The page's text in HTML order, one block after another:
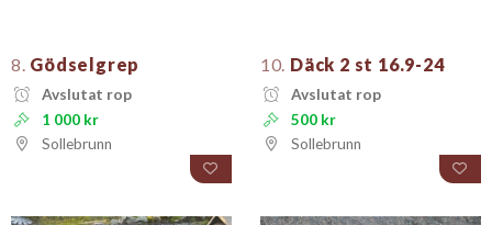
8. Gödselgrep
Avslutat rop
1 000 kr
Sollebrunn
10. Däck 2 st 16.9-24
Avslutat rop
500 kr
Sollebrunn